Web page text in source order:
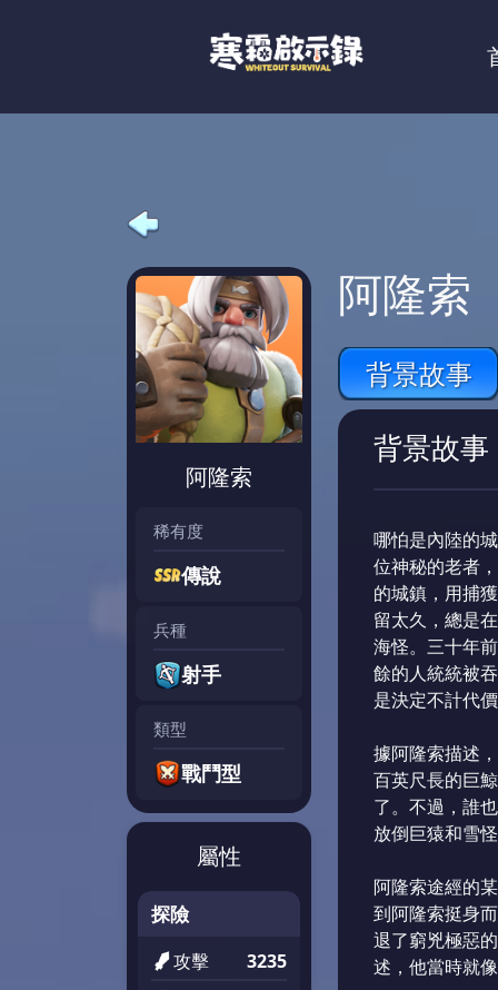
阿隆索
稀有度
傳說
兵種
射手
類型
戰鬥型
屬性
探險
攻擊
3235
阿隆索
背景故事
背景故事
哪怕是內陸的
位神秘的老者
的城鎮，用捕
留太久，總是
海怪。三十年
餘的人統統被
是決定不計代
據阿隆索描述
百英尺長的巨
了。不過，誰
放倒巨猿和雪
阿隆索途經的
到阿隆索挺身
退了窮兇極惡
述，他當時就